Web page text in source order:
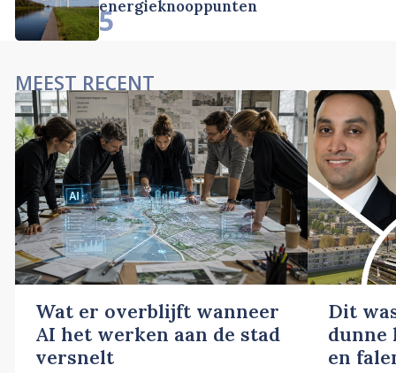
energieknooppunten
5
MEEST RECENT
Wat er overblijft wanneer
AI het werken aan de stad
versnelt
Dit
dunne
en